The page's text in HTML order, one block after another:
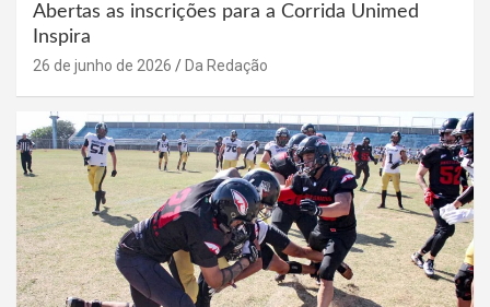
Abertas as inscrições para a Corrida Unimed
Inspira
26 de junho de 2026 Da Redação